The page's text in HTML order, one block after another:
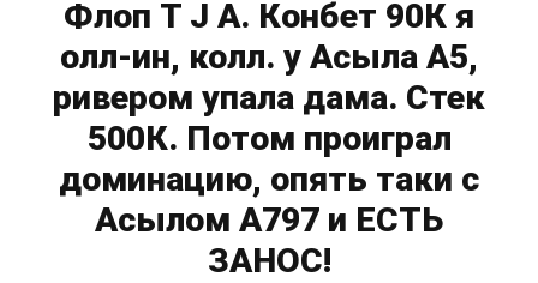
Флоп T J A. Конбет 90К я
олл-ин, колл. у Асыла А5,
ривером упала дама. Стек
500К. Потом проиграл
доминацию, опять таки с
Асылом А797 и ЕСТЬ
ЗАНОС!